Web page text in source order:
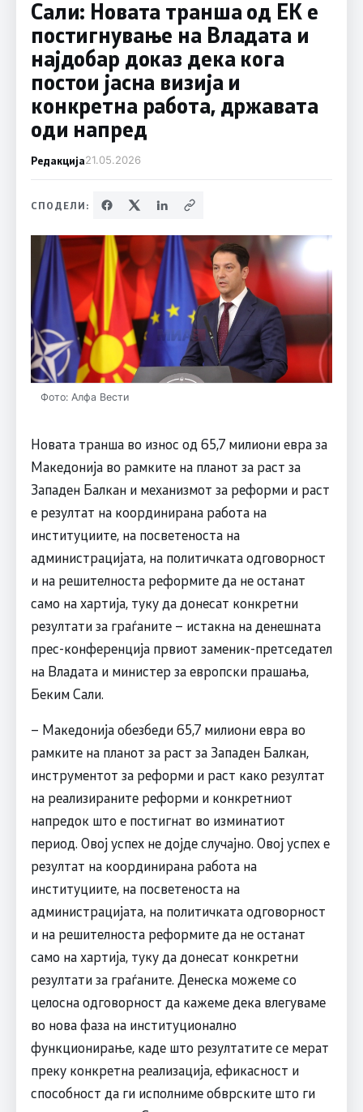
Сали: Новата транша од ЕК е
постигнување на Владата и
најдобар доказ дека кога
постои јасна визија и
конкретна работа, државата
оди напред
Редакција21.05.2026
СПОДЕЛИ:
Фото: Алфа Вести
Новата транша во износ од 65,7 милиони евра за
Македонија во рамките на планот за раст за
Западен Балкан и механизмот за реформи и раст
е резултат на координирана работа на
институциите, на посветеноста на
администрацијата, на политичката одговорност
и на решителноста реформите да не останат
само на хартија, туку да донесат конкретни
резултати за граѓаните – истакна на денешната
прес-конференција првиот заменик-претседател
на Владата и министер за европски прашања,
Беким Сали.
– Македонија обезбеди 65,7 милиони евра во
рамките на планот за раст за Западен Балкан,
инструментот за реформи и раст како резултат
на реализираните реформи и конкретниот
напредок што е постигнат во изминатиот
период. Овој успех не дојде случајно. Овој успех е
резултат на координирана работа на
институциите, на посветеноста на
администрацијата, на политичката одговорност
и на решителноста реформите да не останат
само на хартија, туку да донесат конкретни
резултати за граѓаните. Денеска можеме со
целосна одговорност да кажеме дека влегуваме
во нова фаза на институционално
функционирање, каде што резултатите се мерат
преку конкретна реализација, ефикасност и
способност да ги исполниме обврските што ги